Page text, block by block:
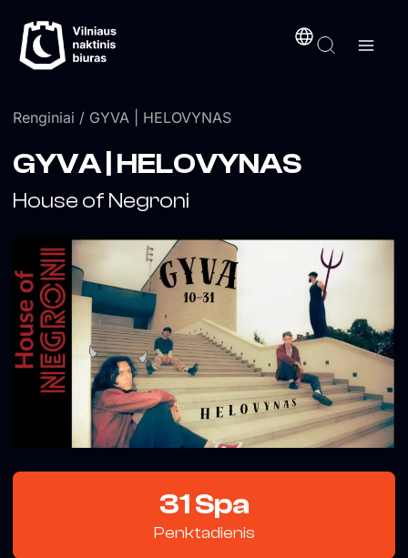
prie
turinio
Renginiai / GYVA | HELOVYNAS
GYVA | HELOVYNAS
House of Negroni
31 Spa
Penktadienis